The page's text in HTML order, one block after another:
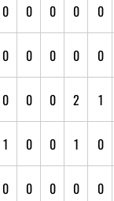
0 0 0 0 0
0 0 0 0 0
0 0 0 2 1
1 0 0 1 0
0 0 0 0 0